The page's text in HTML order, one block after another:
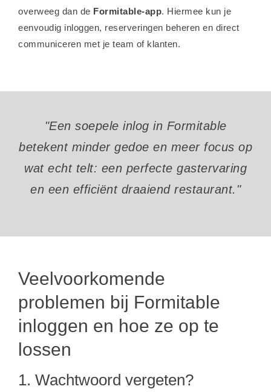
overweeg dan de Formitable-app. Hiermee kun je
eenvoudig inloggen, reserveringen beheren en direct
communiceren met je team of klanten.
"Een soepele inlog in Formitable
betekent minder gedoe en meer focus op
wat echt telt: een perfecte gastervaring
en een efficiënt draaiend restaurant."
Veelvoorkomende
problemen bij Formitable
inloggen en hoe ze op te
lossen
1. Wachtwoord vergeten?